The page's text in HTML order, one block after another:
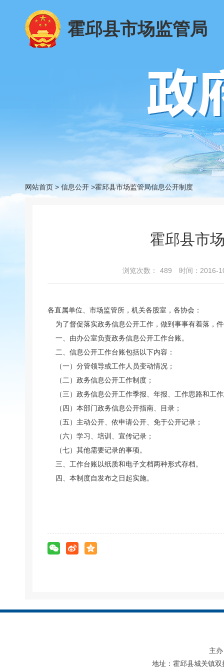
霍邱县市场监管局
网站首页 > 信息公开 >霍邱县市场监管局信息公开制度
霍邱县市
浏览次数： 489 时间：2016-
各直属单位、市场监管所，机关各股室，各协会：
为了督促落实政务信息公开工作，做到事事有着落，
一、由办公室负责政务信息公开工作台账。
二、信息公开工作台账包括以下内容：
（一）分管领导或工作人员变动情况；
（二）政务信息公开工作制度；
（三）政务信息公开工作季报、年报、工作思路和工
（四）本部门政务信息公开指南、目录；
（五）主动公开、依申请公开、免于公开记录；
（六）学习、培训、宣传记录；
（七）其他需要记录的事项。
三、工作台账以纸质和电子文档两种形式存档。
四、本制度自发布之日起实施。
主
地址：霍邱县城关镇双